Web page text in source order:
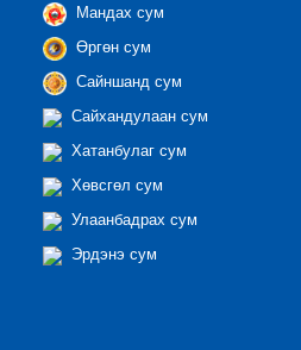
Мандах сум
Өргөн сум
Сайншанд сум
Сайхандулаан сум
Хатанбулаг сум
Хөвсгөл сум
Улаанбадрах сум
Эрдэнэ сум